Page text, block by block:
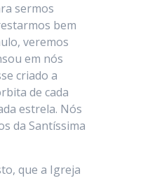
sermos
bem
veremos
em nós
criado a
de cada
estrela. Nós
da Santíssima
que a Igreja